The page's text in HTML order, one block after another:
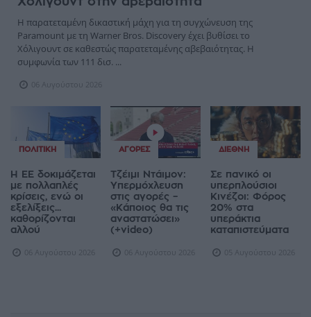
Η παρατεταμένη δικαστική μάχη για τη συγχώνευση της
Paramount με τη Warner Bros. Discovery έχει βυθίσει το
Χόλιγουντ σε καθεστώς παρατεταμένης αβεβαιότητας. Η
συμφωνία των 111 δισ. ...
06 Αυγούστου 2026
ΠΟΛΙΤΙΚΉ
Η ΕΕ δοκιμάζεται
με πολλαπλές
κρίσεις, ενώ οι
εξελίξεις...
καθορίζονται
αλλού
06 Αυγούστου 2026
ΑΓΟΡΈΣ
Τζέιμι Ντάιμον:
Υπερμόχλευση
στις αγορές –
«Κάποιος θα τις
αναστατώσει»
(+video)
06 Αυγούστου 2026
ΔΙΕΘΝΉ
Σε πανικό οι
υπερπλούσιοι
Κινέζοι: Φόρος
20% στα
υπεράκτια
καταπιστεύματα
05 Αυγούστου 2026